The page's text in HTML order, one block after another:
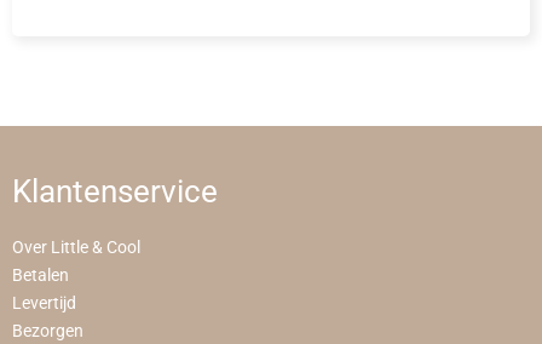
Klantenservice
Over Little & Cool
Betalen
Levertijd
Bezorgen